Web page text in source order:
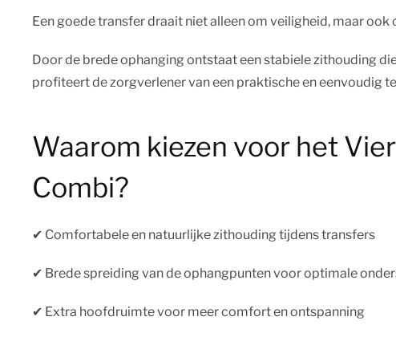
Een goede transfer draait niet alleen om veiligheid, maar
Door de brede ophanging ontstaat een stabiele zithouding
profiteert de zorgverlener van een praktische en eenvoudig
Waarom kiezen voor het
Combi?
✔︎ Comfortabele en natuurlijke zithouding tijdens transfers
✔︎ Brede spreiding van de ophangpunten voor optimale
✔︎ Extra hoofdruimte voor meer comfort en ontspanning